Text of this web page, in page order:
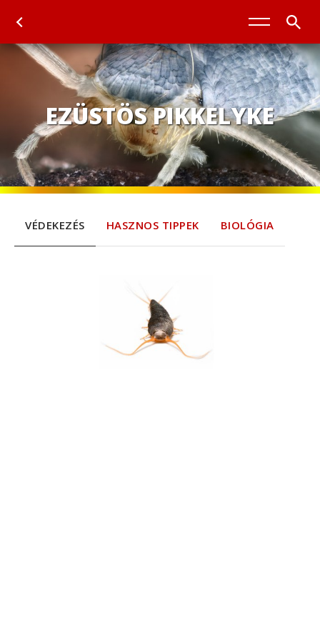
EZÜSTÖS PIKKELYKE
VÉDEKEZÉS HASZNOS TIPPEK BIOLÓGIA